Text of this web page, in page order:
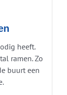
heeft.
ramen. Zo
buurt een